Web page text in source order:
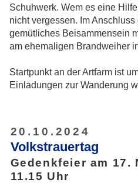
Schuhwerk. Wem es eine
nicht vergessen. Im
gemütliches Beisammensein
am ehemaligen Brandweiher
Startpunkt an der Artfarm ist
Einladungen zur Wanderung
20.10.2024
Volkstrauertag
Gedenkfeier am 17.
11.15 Uhr